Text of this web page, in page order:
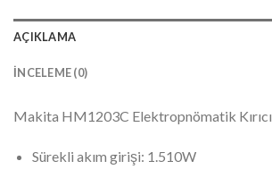
AÇIKLAMA
İNCELEME (0)
Makita HM1203C Elektropnömatik Kırıcı
Sürekli akım girişi: 1.510W